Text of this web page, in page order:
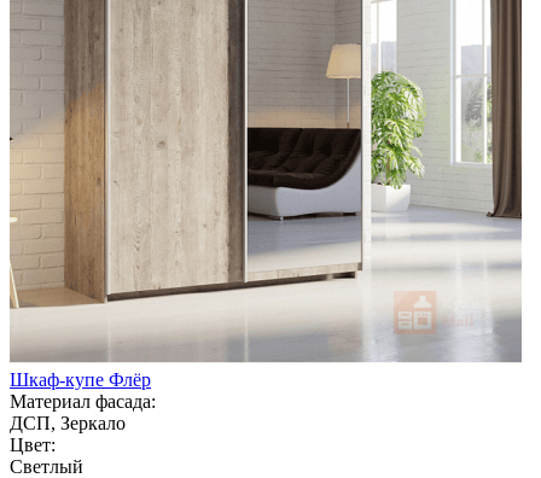
Шкаф-купе Флёр
Материал фасада:
ДСП, Зеркало
Цвет:
Светлый